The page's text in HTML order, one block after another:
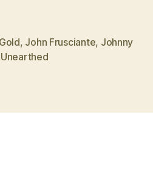
, John Frusciante, Johnny
Unearthed